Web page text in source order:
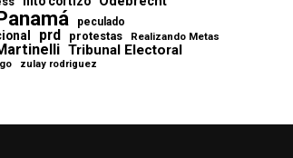
peculado
prd protestas Realizando Metas
Tribunal Electoral
zulay rodriguez